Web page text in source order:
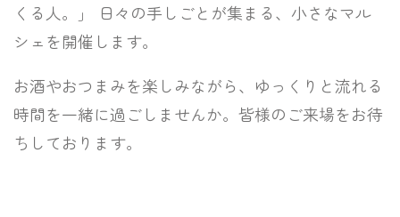
くる人。」 日々の手しごとが集まる、小さなマル
シェを開催します。
お酒やおつまみを楽しみながら、ゆっくりと流れる
時間を一緒に過ごしませんか。皆様のご来場をお待
ちしております。